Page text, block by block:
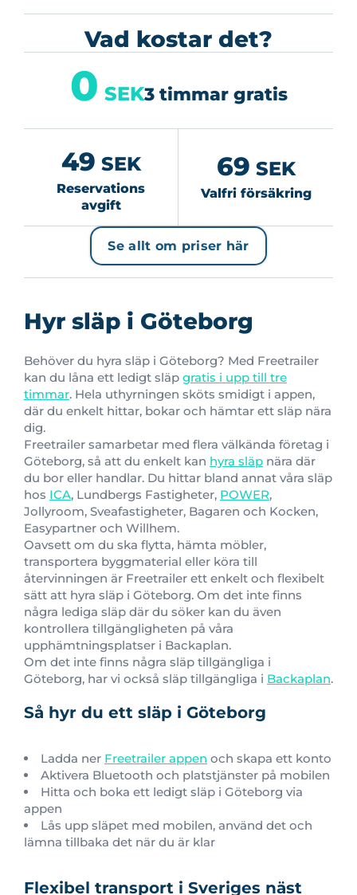
Vad kostar det?
49 SEK
Reservations
avgift
0 SEK3 timmar gratis
69 SEK
Valfri försäkring
Se allt om priser här
Hyr släp i Göteborg
Behöver du hyra släp i Göteborg? Med Freetrailer
kan du låna ett ledigt släp gratis i upp till tre
timmar. Hela uthyrningen sköts smidigt i appen,
där du enkelt hittar, bokar och hämtar ett släp nära
dig.
Freetrailer samarbetar med flera välkända företag i
Göteborg, så att du enkelt kan hyra släp nära där
du bor eller handlar. Du hittar bland annat våra släp
hos ICA, Lundbergs Fastigheter, POWER,
Jollyroom, Sveafastigheter, Bagaren och Kocken,
Easypartner och Willhem.
Oavsett om du ska flytta, hämta möbler,
transportera byggmaterial eller köra till
återvinningen är Freetrailer ett enkelt och flexibelt
sätt att hyra släp i Göteborg. Om det inte finns
några lediga släp där du söker kan du även
kontrollera tillgängligheten på våra
upphämtningsplatser i Backaplan.
Om det inte finns några släp tillgängliga i
Göteborg, har vi också släp tillgängliga i Backaplan.
Så hyr du ett släp i Göteborg
Ladda ner Freetrailer appen och skapa ett konto
Aktivera Bluetooth och platstjänster på mobilen
Hitta och boka ett ledigt släp i Göteborg via
appen
Lås upp släpet med mobilen, använd det och
lämna tillbaka det när du är klar
Flexibel transport i Sveriges näst